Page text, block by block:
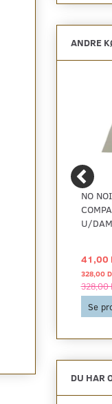
ANDRE
NO
U/
41,00
328,00
328,00
Se
DU HAR